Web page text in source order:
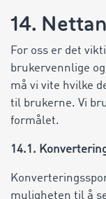
14.
For oss er det
brukervennlige
må vi vite hvilke
til brukerne. Vi
formålet.
14.1.
muligheten til å